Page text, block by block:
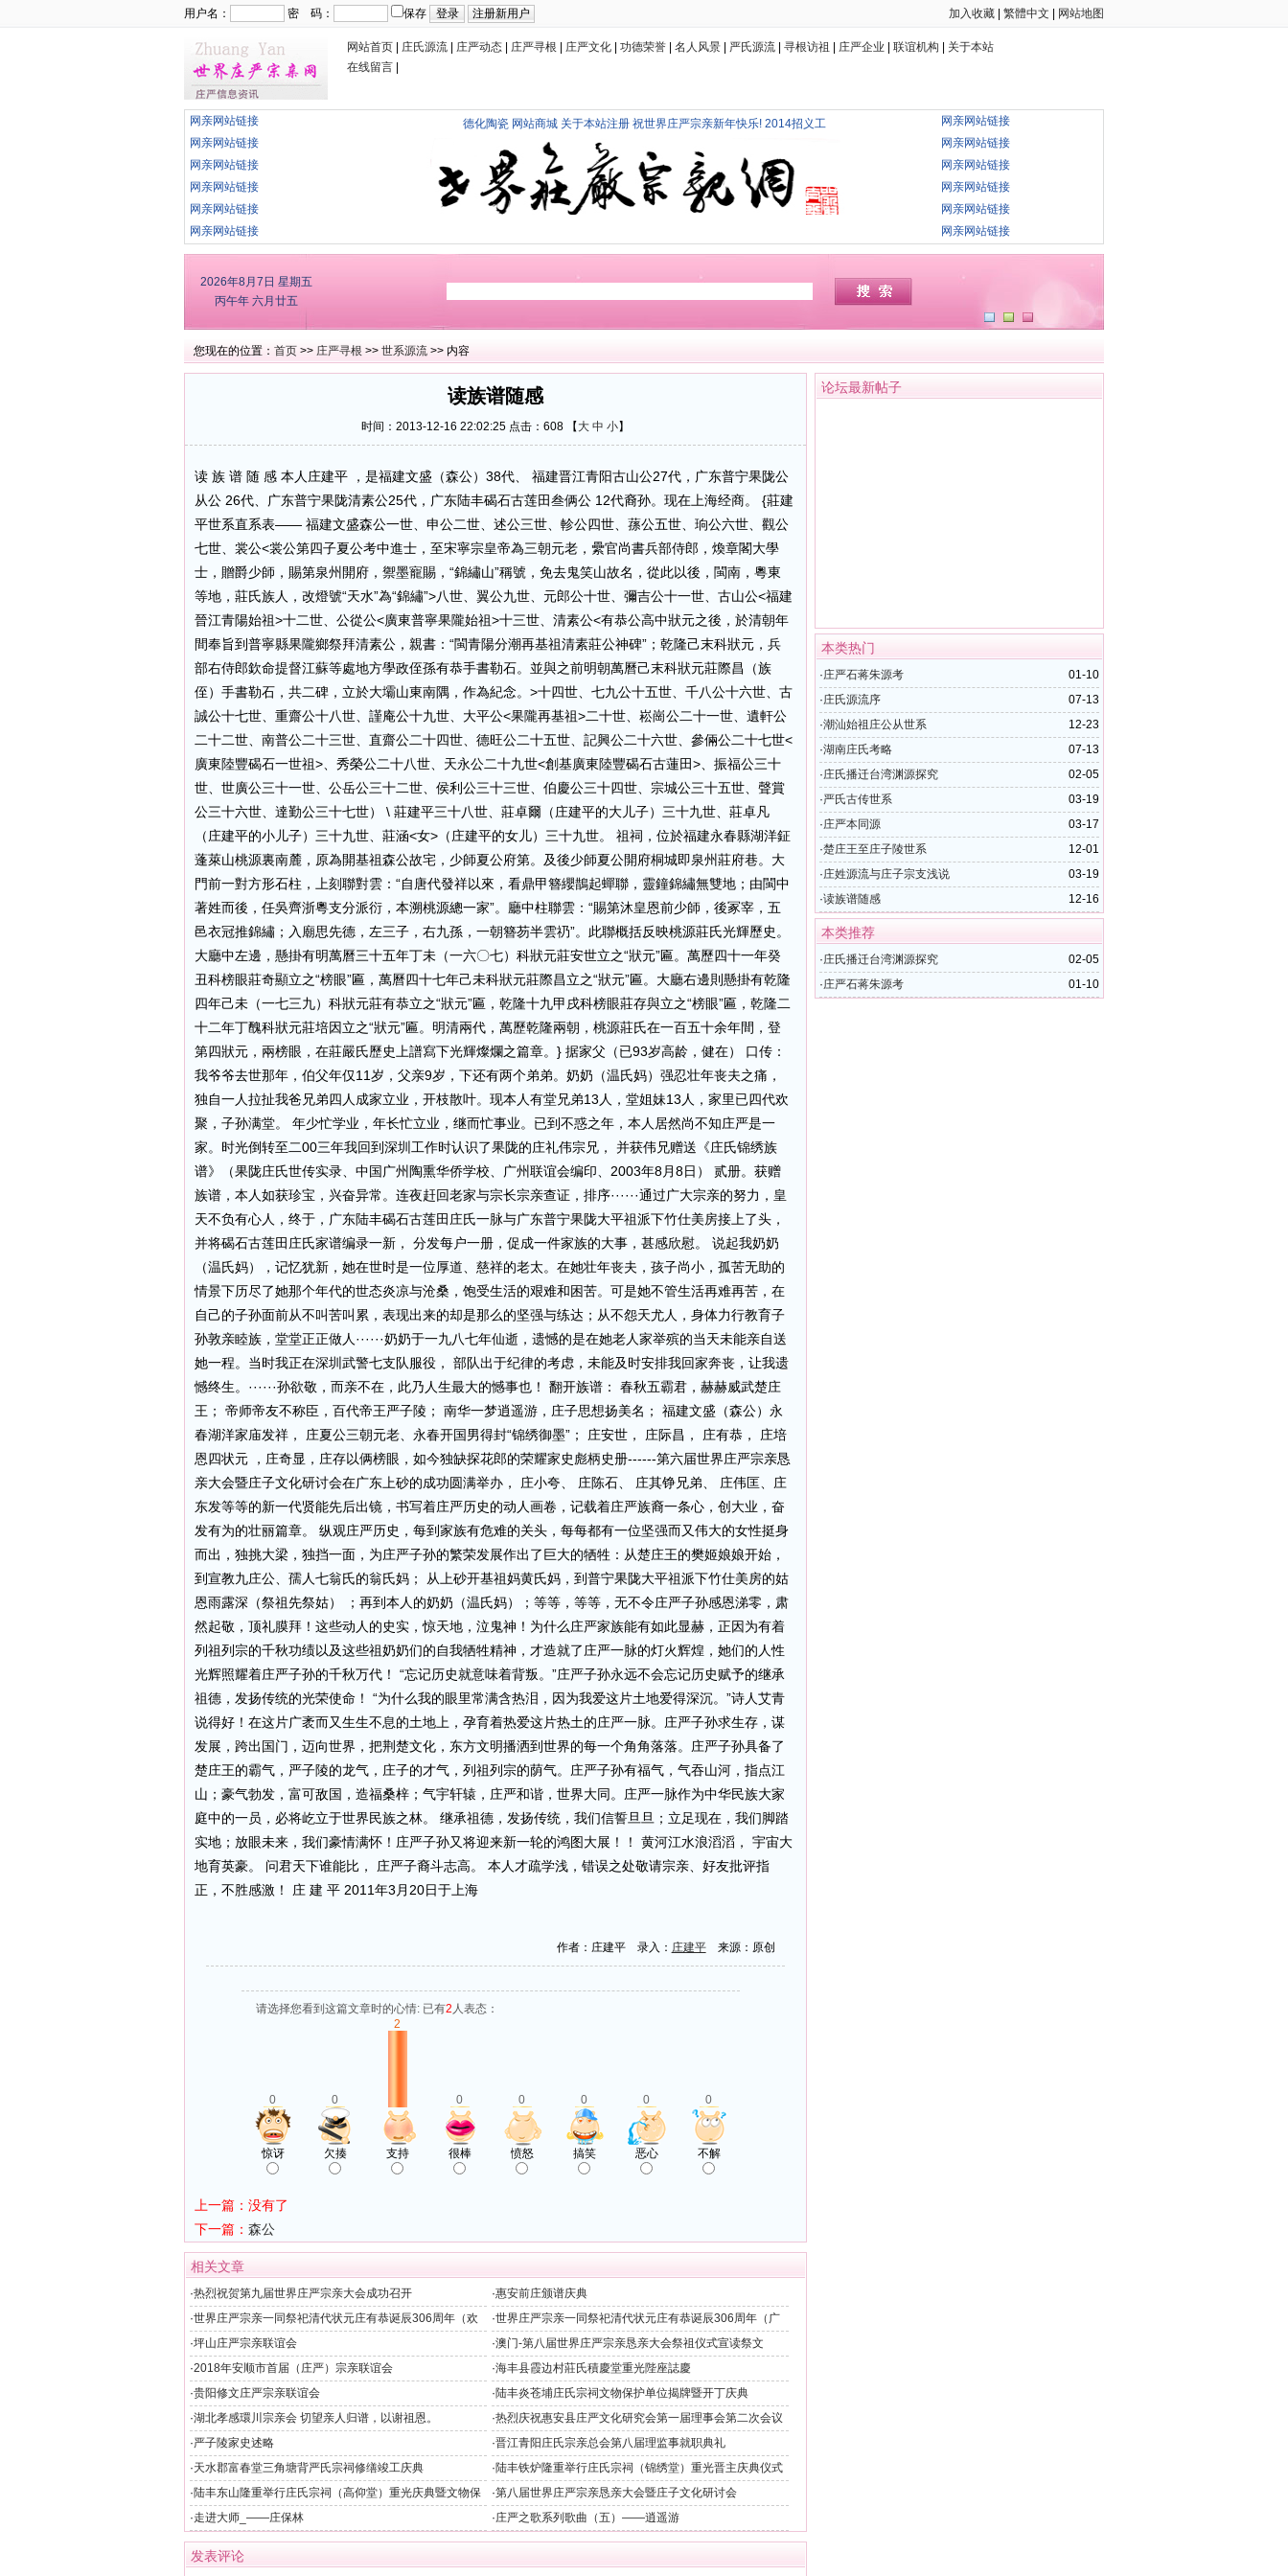
用户名： 密 码： 保存 加入收藏 繁體中文 网站地图
网站首页 庄氏源流 庄严动态 庄严寻根 庄严文化 功德荣誉 名人风景 严氏源流 寻根访祖 庄严企业 联谊机构
关于本站
在线留言
网亲网站链接
网亲网站链接
网亲网站链接
网亲网站链接
网亲网站链接
网亲网站链接
德化陶瓷 网站商城 关于本站注册 祝世界庄严宗亲新年快乐! 2014招义工
网亲网站链接
网亲网站链接
网亲网站链接
网亲网站链接
网亲网站链接
网亲网站链接
2026年8月7日 星期五
丙午年 六月廿五
您现在的位置： 首页 >> 庄严寻根 >> 世系源流 >> 内容
读族谱随感
时间：2013-12-16 22:02:25 点击： 608 【 大 中 小】
读 族 谱 随 感 本人庄建平 ，是福建文盛（森公）38代、 福建晋江青阳古山公27代，广东普宁果陇公
从公 26代、广东普宁果陇清素公25代，广东陆丰碣石古莲田叁俩公 12代裔孙。现在上海经商。 {莊建
平世系直系表—— 福建文盛森公一世、申公二世、述公三世、軫公四世、蓀公五世、珦公六世、觀公
七世、裳公<裳公第四子夏公考中進士，至宋寧宗皇帝為三朝元老，纍官尚書兵部侍郎，煥章閣大學
士，贈爵少師，賜第泉州開府，禦墨寵賜，“錦繡山”稱號，免去鬼笑山故名，從此以後，閩南，粵東
等地，莊氏族人，改燈號“天水”為“錦繡”>八世、翼公九世、元郎公十世、彌吉公十一世、古山公<福建
晉江青陽始祖>十二世、公從公<廣東普寧果隴始祖>十三世、清素公<有恭公高中狀元之後，於清朝年
間奉旨到普寧縣果隴鄉祭拜清素公，親書：“閩青陽分潮再基祖清素莊公神碑”；乾隆己末科狀元，兵
部右侍郎欽命提督江蘇等處地方學政侄孫有恭手書勒石。並與之前明朝萬曆己末科狀元莊際昌（族
侄）手書勒石，共二碑，立於大壩山東南隅，作為紀念。>十四世、七九公十五世、千八公十六世、古
誠公十七世、重齋公十八世、謹庵公十九世、大平公<果隴再基祖>二十世、崧崗公二十一世、遺軒公
二十二世、南普公二十三世、直齋公二十四世、德旺公二十五世、記興公二十六世、參倆公二十七世<
廣東陸豐碣石一世祖>、秀榮公二十八世、天永公二十九世<創基廣東陸豐碣石古蓮田>、振福公三十
世、世廣公三十一世、公岳公三十二世、侯利公三十三世、伯慶公三十四世、宗城公三十五世、聲賞
公三十六世、達勤公三十七世） \ 莊建平三十八世、莊卓爾（庄建平的大儿子）三十九世、莊卓凡
（庄建平的小儿子）三十九世、莊涵<女>（庄建平的女儿）三十九世。 祖祠，位於福建永春縣湖洋鉦
蓬萊山桃源裏南麓，原為開基祖森公故宅，少師夏公府第。及後少師夏公開府桐城即泉州莊府巷。大
門前一對方形石柱，上刻聯對雲：“自唐代發祥以來，看鼎甲簪纓鵲起蟬聯，靈鐘錦繡無雙地；由閩中
著姓而後，任吳齊浙粵支分派衍，本溯桃源總一家”。廳中柱聯雲：“賜第沐皇恩前少師，後冢宰，五
邑衣冠推錦繡；入廟思先德，左三子，右九孫，一朝簪芴半雲礽”。此聯概括反映桃源莊氏光輝歷史。
大廳中左邊，懸掛有明萬曆三十五年丁未（一六〇七）科狀元莊安世立之“狀元”匾。萬歷四十一年癸
丑科榜眼莊奇顯立之“榜眼”匾，萬曆四十七年己未科狀元莊際昌立之“狀元”匾。大廳右邊則懸掛有乾隆
四年己未（一七三九）科狀元莊有恭立之“狀元”匾，乾隆十九甲戌科榜眼莊存與立之“榜眼”匾，乾隆二
十二年丁醜科狀元莊培因立之“狀元”匾。明清兩代，萬歷乾隆兩朝，桃源莊氏在一百五十余年間，登
第四狀元，兩榜眼，在莊嚴氏歷史上譜寫下光輝燦爛之篇章。} 据家父（已93岁高龄，健在） 口传：
我爷爷去世那年，伯父年仅11岁，父亲9岁，下还有两个弟弟。奶奶（温氏妈）强忍壮年丧夫之痛，
独自一人拉扯我爸兄弟四人成家立业，开枝散叶。现本人有堂兄弟13人，堂姐妹13人，家里已四代欢
聚，子孙满堂。 年少忙学业，年长忙立业，继而忙事业。已到不惑之年，本人居然尚不知庄严是一
家。时光倒转至二00三年我回到深圳工作时认识了果陇的庄礼伟宗兄， 并获伟兄赠送《庄氏锦绣族
谱》（果陇庄氏世传实录、中国广州陶熏华侨学校、广州联谊会编印、2003年8月8日） 贰册。获赠
族谱，本人如获珍宝，兴奋异常。连夜赶回老家与宗长宗亲查证，排序······通过广大宗亲的努力，皇
天不负有心人，终于，广东陆丰碣石古莲田庄氏一脉与广东普宁果陇大平祖派下竹仕美房接上了头，
并将碣石古莲田庄氏家谱编录一新， 分发每户一册，促成一件家族的大事，甚感欣慰。 说起我奶奶
（温氏妈），记忆犹新，她在世时是一位厚道、慈祥的老太。在她壮年丧夫，孩子尚小，孤苦无助的
情景下历尽了她那个年代的世态炎凉与沧桑，饱受生活的艰难和困苦。可是她不管生活再难再苦，在
自己的子孙面前从不叫苦叫累，表现出来的却是那么的坚强与练达；从不怨天尤人，身体力行教育子
孙敦亲睦族，堂堂正正做人······奶奶于一九八七年仙逝，遗憾的是在她老人家举殡的当天未能亲自送
她一程。当时我正在深圳武警七支队服役， 部队出于纪律的考虑，未能及时安排我回家奔丧，让我遗
憾终生。······孙欲敬，而亲不在，此乃人生最大的憾事也！ 翻开族谱： 春秋五霸君，赫赫威武楚庄
王； 帝师帝友不称臣，百代帝王严子陵； 南华一梦逍遥游，庄子思想扬美名； 福建文盛（森公）永
春湖洋家庙发祥， 庄夏公三朝元老、永春开国男得封“锦绣御墨”； 庄安世， 庄际昌， 庄有恭， 庄培
恩四状元 ，庄奇显，庄存以俩榜眼，如今独缺探花郎的荣耀家史彪柄史册------第六届世界庄严宗亲恳
亲大会暨庄子文化研讨会在广东上砂的成功圆满举办， 庄小夸、 庄陈石、 庄其铮兄弟、 庄伟匡、庄
东发等等的新一代贤能先后出镜，书写着庄严历史的动人画卷，记载着庄严族裔一条心，创大业，奋
发有为的壮丽篇章。 纵观庄严历史，每到家族有危难的关头，每每都有一位坚强而又伟大的女性挺身
而出，独挑大梁，独挡一面，为庄严子孙的繁荣发展作出了巨大的牺牲：从楚庄王的樊姬娘娘开始，
到宣教九庄公、孺人七翁氏的翁氏妈； 从上砂开基祖妈黄氏妈，到普宁果陇大平祖派下竹仕美房的姑
恩雨露深（祭祖先祭姑） ；再到本人的奶奶（温氏妈）；等等，等等，无不令庄严子孙感恩涕零，肃
然起敬，顶礼膜拜！这些动人的史实，惊天地，泣鬼神！为什么庄严家族能有如此显赫，正因为有着
列祖列宗的千秋功绩以及这些祖奶奶们的自我牺牲精神，才造就了庄严一脉的灯火辉煌，她们的人性
光辉照耀着庄严子孙的千秋万代！ “忘记历史就意味着背叛。”庄严子孙永远不会忘记历史赋予的继承
祖德，发扬传统的光荣使命！ “为什么我的眼里常满含热泪，因为我爱这片土地爱得深沉。”诗人艾青
说得好！在这片广袤而又生生不息的土地上，孕育着热爱这片热土的庄严一脉。庄严子孙求生存，谋
发展，跨出国门，迈向世界，把荆楚文化，东方文明播洒到世界的每一个角角落落。庄严子孙具备了
楚庄王的霸气，严子陵的龙气，庄子的才气，列祖列宗的荫气。庄严子孙有福气，气吞山河，指点江
山；豪气勃发，富可敌国，造福桑梓；气宇轩辕，庄严和谐，世界大同。庄严一脉作为中华民族大家
庭中的一员，必将屹立于世界民族之林。 继承祖德，发扬传统，我们信誓旦旦；立足现在，我们脚踏
实地；放眼未来，我们豪情满怀！庄严子孙又将迎来新一轮的鸿图大展！！ 黄河江水浪滔滔， 宇宙大
地育英豪。 问君天下谁能比， 庄严子裔斗志高。 本人才疏学浅，错误之处敬请宗亲、好友批评指
正，不胜感激！ 庄 建 平 2011年3月20日于上海
作者：庄建平 录入： 庄建平来源：原创
请选择您看到这篇文章时的心情: 已有2 人表态：
0 0
2
0 0 0 0 0
惊讶 欠揍 支持 很棒 愤怒 搞笑 恶心 不解
上一篇：没有了
下一篇： 森公
相关文章
·热烈祝贺第九届世界庄严宗亲大会成功召开 ·惠安前庄颁谱庆典
·世界庄严宗亲一同祭祀清代状元庄有恭诞辰306周年（欢
迎晚宴）
·世界庄严宗亲一同祭祀清代状元庄有恭诞辰306周年（广
州）
·坪山庄严宗亲联谊会 ·澳门-第八届世界庄严宗亲恳亲大会祭祖仪式宣读祭文
·2018年安顺市首届（庄严）宗亲联谊会 ·海丰县霞边村莊氏積慶堂重光陛座誌慶
·贵阳修文庄严宗亲联谊会 ·陆丰炎苍埔庄氏宗祠文物保护单位揭牌暨开丁庆典
·湖北孝感環川宗亲会 切望亲人归谱，以谢祖恩。 ·热烈庆祝惠安县庄严文化研究会第一届理事会第二次会议
隆重举行
·严子陵家史述略 ·晋江青阳庄氏宗亲总会第八届理监事就职典礼
·天水郡富春堂三角塘背严氏宗祠修缮竣工庆典 ·陆丰铁炉隆重举行庄氏宗祠（锦绣堂）重光晋主庆典仪式
·陆丰东山隆重举行庄氏宗祠（高仰堂）重光庆典暨文物保
护单位揭牌仪式
·第八届世界庄严宗亲恳亲大会暨庄子文化研讨会
·走进大师_——庄保林 ·庄严之歌系列歌曲（五）——逍遥游
发表评论
论坛最新帖子
本类热门
01-10
·庄严石蒋朱源考
07-13
·庄氏源流序
12-23
·潮汕始祖庄公从世系
07-13
·湖南庄氏考略
02-05
·庄氏播迁台湾渊源探究
03-19
·严氏古传世系
03-17
·庄严本同源
12-01
·楚庄王至庄子陵世系
03-19
·庄姓源流与庄子宗支浅说
12-16
·读族谱随感
本类推荐
02-05
·庄氏播迁台湾渊源探究
01-10
·庄严石蒋朱源考